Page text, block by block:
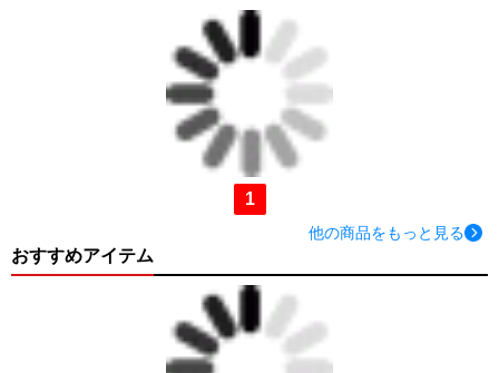
1
他の商品をもっと見る
おすすめアイテム